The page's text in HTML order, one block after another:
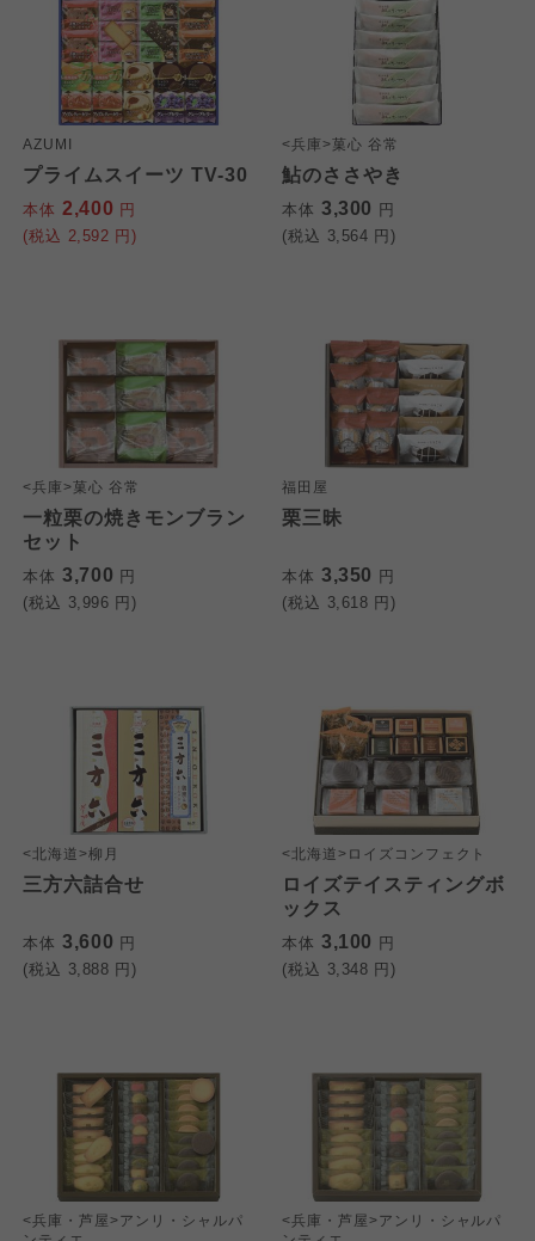
AZUMI
プライムスイーツ TV-30
本体 2,400 円
(税込 2,592 円)
<兵庫>菓心 谷常
鮎のささやき
本体 3,300 円
(税込 3,564 円)
<兵庫>菓心 谷常
一粒栗の焼きモンブラン
セット
本体 3,700 円
(税込 3,996 円)
福田屋
栗三昧
本体 3,350 円
(税込 3,618 円)
<北海道>柳月
三方六詰合せ
本体 3,600 円
(税込 3,888 円)
<北海道>ロイズコンフェクト
ロイズテイスティングボ
ックス
本体 3,100 円
(税込 3,348 円)
<兵庫・芦屋>アンリ・シャルパ
<兵庫・芦屋>アンリ・シャルパ
よどがわ市民生協
大阪いずみ市民生協
わかやま市民生協
おおさかパルコープ
よどがわ市民生協
大阪いずみ市民生協
よどがわ市民生協
大阪いずみ市民生協
わかやま市民生協